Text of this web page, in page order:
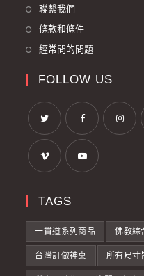
聯繫我們
條款和條件
經常問的問題
FOLLOW US
TAGS
一貫道系列商品 佛教綜
台灣訂做神桌 所有尺寸